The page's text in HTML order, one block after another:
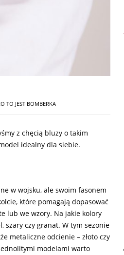
TO JEST BOMBERKA
z chęcią bluzy o takim
idealny dla siebie.
w wojsku, ale swoim fasonem
które pomagają dopasować
lub we wzory. Na jakie kolory
szary czy granat. W tym sezonie
metaliczne odcienie – złoto czy
modelami warto